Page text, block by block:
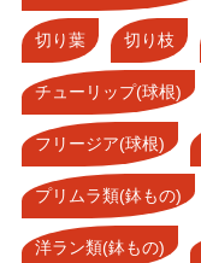
切り葉 切り枝
チューリップ(球根)
フリージア(球根)
プリムラ類(鉢もの)
洋ラン類(鉢もの)